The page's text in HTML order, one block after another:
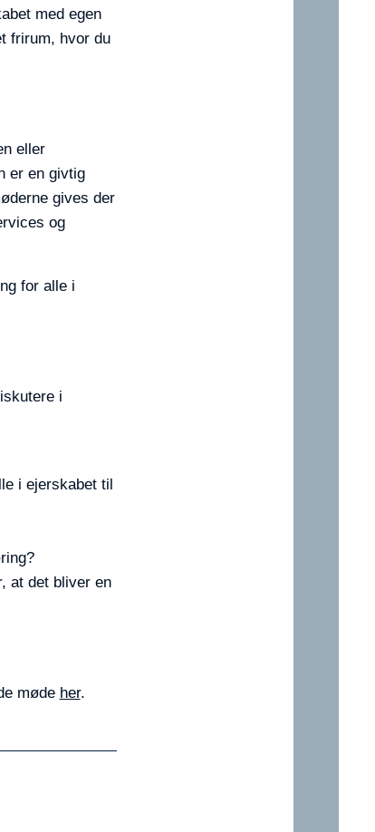
med egen
frirum, hvor du
eller
er en givtig
gives der
og
for alle i
i
i ejerskabet til
at det bliver en
møde her.